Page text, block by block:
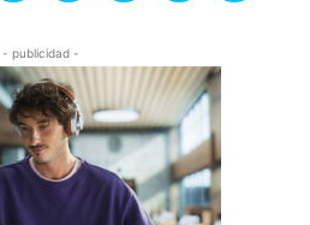
- publicidad -